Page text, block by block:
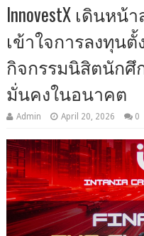
InnovestX เดินห
เข้าใจการลงทุน
กิจกรรมนิสิตนักศึ
มั่นคงในอนาคต
Admin April 20, 2026 0